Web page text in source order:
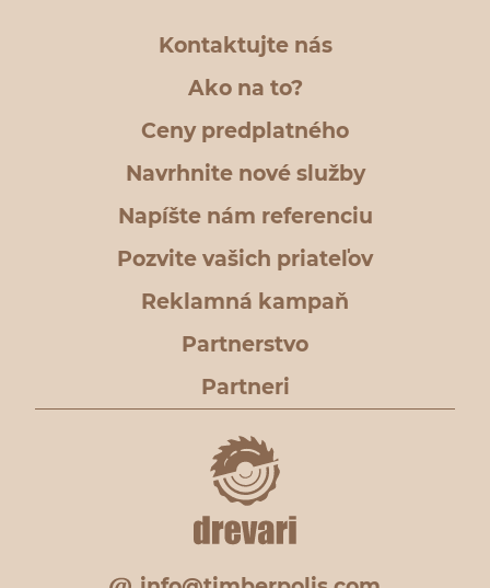
Kontaktujte nás
Ako na to?
Ceny predplatného
Navrhnite nové služby
Napíšte nám referenciu
Pozvite vašich priateľov
Reklamná kampaň
Partnerstvo
Partneri